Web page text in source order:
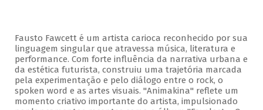
Fausto Fawcett é um artista carioca reconhecido por sua
linguagem singular que atravessa música, literatura e
performance. Com forte influência da narrativa urbana e
da estética futurista, construiu uma trajetória marcada
pela experimentação e pelo diálogo entre o rock, o
spoken word e as artes visuais. "Animakina" reflete um
momento criativo importante do artista, impulsionado